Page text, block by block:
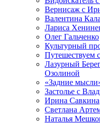
Вернисаж с
Валентина
Лариса
Олег Гальченко
Культурный
Путешествуем
Лазурный
Озолиной
«Задние
Застолье с
Ирина Савкина
Светлана
Наталья